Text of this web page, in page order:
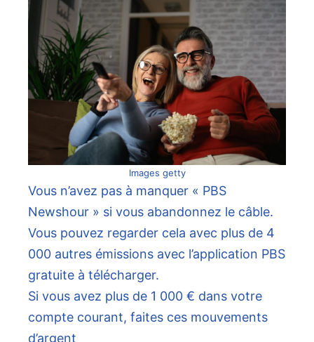
Images getty
Vous n’avez pas à manquer « PBS
Newshour » si vous abandonnez le câble.
Vous pouvez regarder cela avec plus de 4
000 autres émissions avec l’application PBS
gratuite à télécharger.
Si vous avez plus de 1 000 € dans votre
compte courant, faites ces mouvements
d’argent